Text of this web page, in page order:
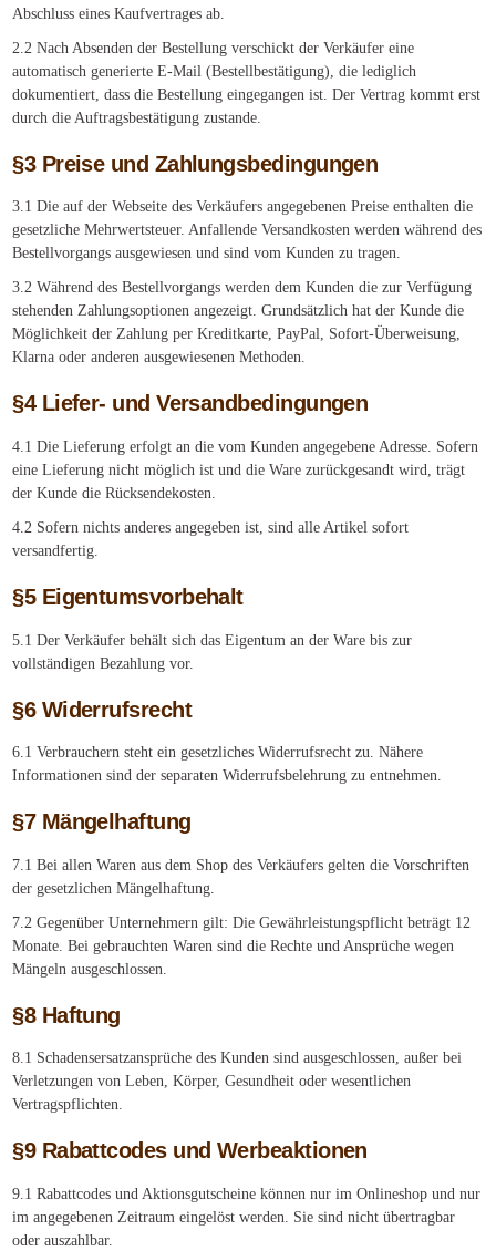
Abschluss eines Kaufvertrages ab.
2.2 Nach Absenden der Bestellung verschickt der Verkäufer eine
automatisch generierte E-Mail (Bestellbestätigung), die lediglich
dokumentiert, dass die Bestellung eingegangen ist. Der Vertrag kommt erst
durch die Auftragsbestätigung zustande.
§3 Preise und Zahlungsbedingungen
3.1 Die auf der Webseite des Verkäufers angegebenen Preise enthalten die
gesetzliche Mehrwertsteuer. Anfallende Versandkosten werden während des
Bestellvorgangs ausgewiesen und sind vom Kunden zu tragen.
3.2 Während des Bestellvorgangs werden dem Kunden die zur Verfügung
stehenden Zahlungsoptionen angezeigt. Grundsätzlich hat der Kunde die
Möglichkeit der Zahlung per Kreditkarte, PayPal, Sofort-Überweisung,
Klarna oder anderen ausgewiesenen Methoden.
§4 Liefer- und Versandbedingungen
4.1 Die Lieferung erfolgt an die vom Kunden angegebene Adresse. Sofern
eine Lieferung nicht möglich ist und die Ware zurückgesandt wird, trägt
der Kunde die Rücksendekosten.
4.2 Sofern nichts anderes angegeben ist, sind alle Artikel sofort
versandfertig.
§5 Eigentumsvorbehalt
5.1 Der Verkäufer behält sich das Eigentum an der Ware bis zur
vollständigen Bezahlung vor.
§6 Widerrufsrecht
6.1 Verbrauchern steht ein gesetzliches Widerrufsrecht zu. Nähere
Informationen sind der separaten Widerrufsbelehrung zu entnehmen.
§7 Mängelhaftung
7.1 Bei allen Waren aus dem Shop des Verkäufers gelten die Vorschriften
der gesetzlichen Mängelhaftung.
7.2 Gegenüber Unternehmern gilt: Die Gewährleistungspflicht beträgt 12
Monate. Bei gebrauchten Waren sind die Rechte und Ansprüche wegen
Mängeln ausgeschlossen.
§8 Haftung
8.1 Schadensersatzansprüche des Kunden sind ausgeschlossen, außer bei
Verletzungen von Leben, Körper, Gesundheit oder wesentlichen
Vertragspflichten.
§9 Rabattcodes und Werbeaktionen
9.1 Rabattcodes und Aktionsgutscheine können nur im Onlineshop und nur
im angegebenen Zeitraum eingelöst werden. Sie sind nicht übertragbar
oder auszahlbar.